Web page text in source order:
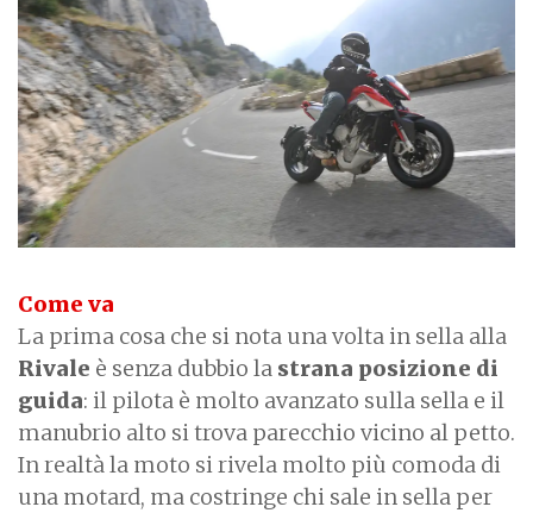
Come va
La prima cosa che si nota una volta in sella alla
Rivale è senza dubbio la strana posizione di
guida: il pilota è molto avanzato sulla sella e il
manubrio alto si trova parecchio vicino al petto.
In realtà la moto si rivela molto più comoda di
una motard, ma costringe chi sale in sella per